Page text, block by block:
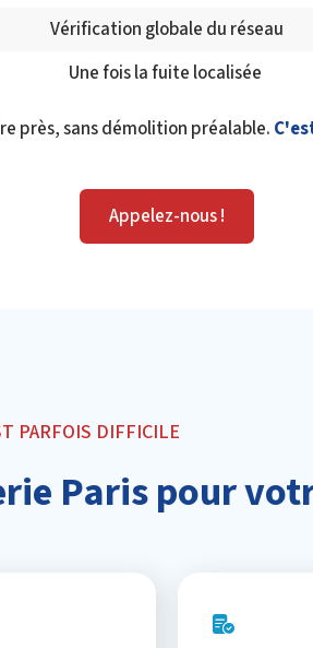
Vérification globale du réseau
Une fois la fuite localisée
près, sans démolition préalable.
Appelez-nous !
PARFOIS DIFFICILE
Paris pour